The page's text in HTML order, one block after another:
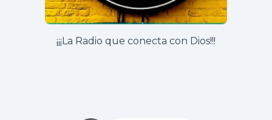
¡¡¡La Radio que conecta con Dios!!!